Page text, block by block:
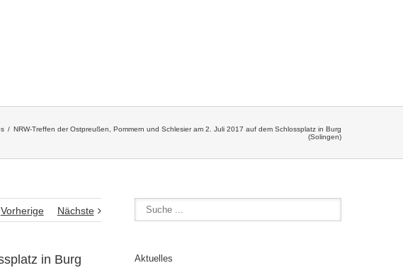
NRW-Treffen der Ostpreußen, Pommern und Schlesier am 2. Juli 2017 auf dem Schlossplatz in Burg
(Solingen)
Vorherige Nächste
in Burg
Aktuelles